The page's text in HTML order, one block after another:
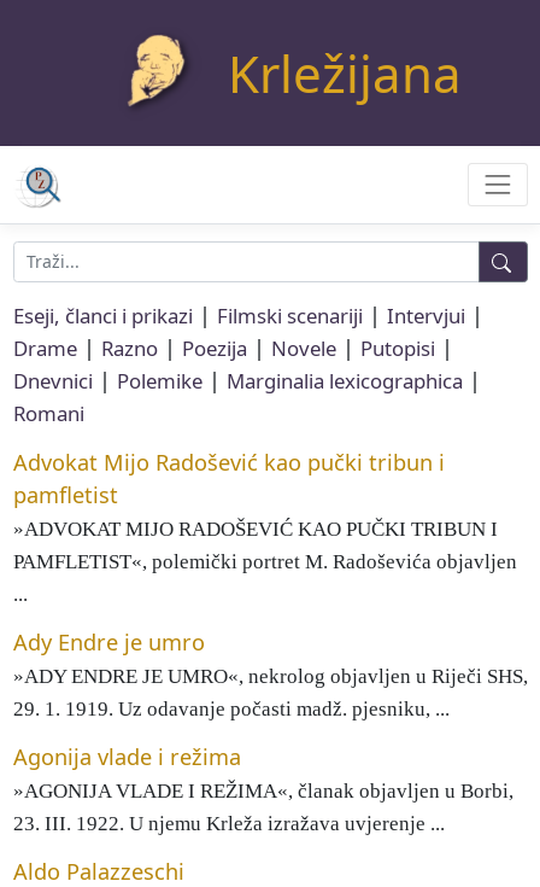
Krležijana
Eseji, članci i prikazi | Filmski scenariji | Intervjui |
Drame| Razno| Poezija | Novele| Putopisi |
Dnevnici | Polemike| Marginalia lexicographica |
Romani
Advokat Mijo Radošević kao pučki tribun i
pamfletist
»ADVOKAT MIJO RADOŠEVIĆ KAO PUČKI TRIBUN I
PAMFLETIST«, polemički portret M. Radoševića objavljen
...
Ady Endre je umro
»ADY ENDRE JE UMRO«, nekrolog objavljen u Riječi SHS,
29. 1. 1919. Uz odavanje počasti madž. pjesniku, ...
Agonija vlade i režima
»AGONIJA VLADE I REŽIMA«, članak objavljen u Borbi,
23. III. 1922. U njemu Krleža izražava uvjerenje ...
Aldo Palazzeschi